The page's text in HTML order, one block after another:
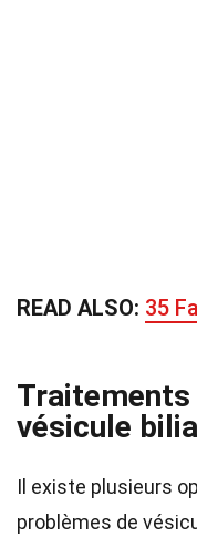
READ ALSO: 35
vésicule
Il existe plusieurs
problèmes de